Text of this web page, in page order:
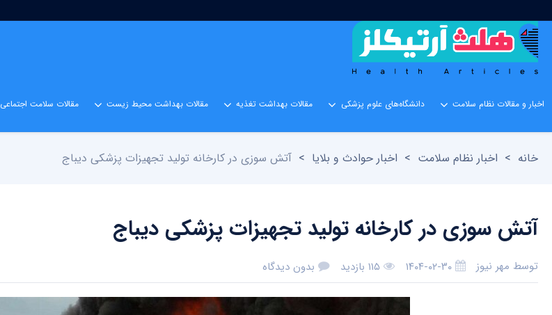
اخبار و مقالات نظام سلامت دانشگاه‌های علوم پزشکی مقالات بهداشت تغذیه مقالات بهداشت محیط زیست مقالات سلامت اجتماعی
خانه > اخبار نظام سلامت > اخبار حوادث و بلایا > آتش سوزی در کارخانه تولید تجهیزات پزشکی دیباج
آتش سوزی در کارخانه تولید تجهیزات پزشکی دیباج
توسط مهر نیوز ۱۴۰۴-۰۲-۳۰ ۱۱۵ بازدید بدون دیدگاه